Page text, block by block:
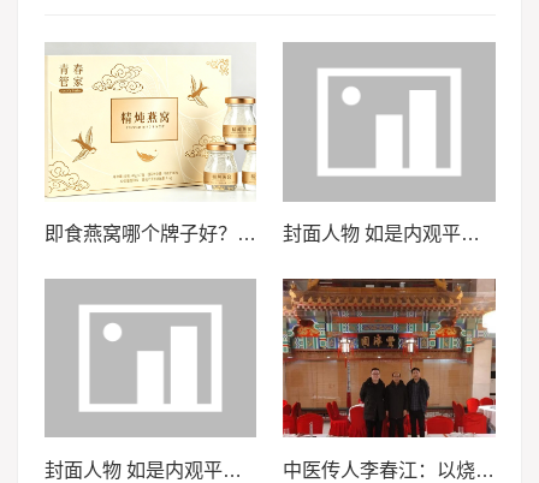
即食燕窝哪个牌子好？2026年消费者选购时应重点关注这六项核心指标与判断方法 封面人物 如是内观平台：以科学实证，践行 “天下无医” 使命
封面人物 如是内观平台：以科学实证，践行 “天下无医” 使命 中医传人李春江：以烧伤良药践行医者使命的党员先锋